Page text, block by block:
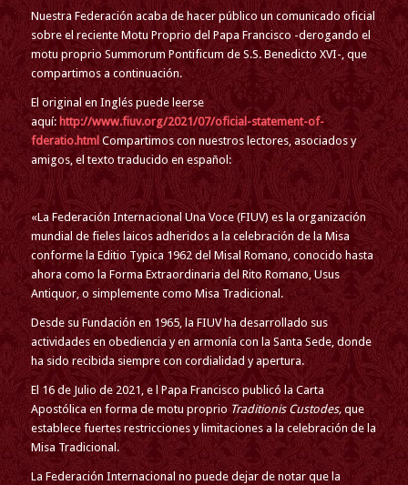
Nuestra Federación acaba de hacer público un comunicado oficial
sobre el reciente Motu Proprio del Papa Francisco -derogando el
motu proprio Summorum Pontificum de S.S. Benedicto XVI-, que
compartimos a continuación.
El original en Inglés puede leerse
aquí: http://www.fiuv.org/2021/07/oficial-statement-of-
fderatio.htmlCompartimos con nuestros lectores, asociados y
amigos, el texto traducido en español:
«La Federación Internacional Una Voce (FIUV) es la organización
mundial de fieles laicos adheridos a la celebración de la Misa
conforme la Editio Typica 1962 del Misal Romano, conocido hasta
ahora como la Forma Extraordinaria del Rito Romano, Usus
Antiquor, o simplemente como Misa Tradicional.
Desde su Fundación en 1965, la FIUV ha desarrollado sus
actividades en obediencia y en armonía con la Santa Sede, donde
ha sido recibida siempre con cordialidad y apertura.
El 16 de Julio de 2021, e l Papa Francisco publicó la Carta
Apostólica en forma de motu proprioTraditionis Custodes, que
establece fuertes restricciones y limitaciones a la celebración de la
Misa Tradicional.
La Federación Internacional no puede dejar de notar que la